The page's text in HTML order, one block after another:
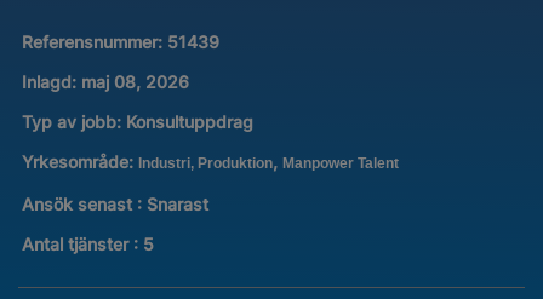
Referensnummer: 51439
Inlagd: maj 08, 2026
Typ av jobb: Konsultuppdrag
Yrkesområde: Industri, Produktion, Manpower Talent
Ansök senast : Snarast
Antal tjänster : 5